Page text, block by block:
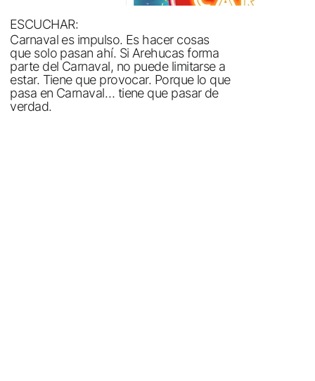
ESCUCHAR:
Carnaval es impulso. Es hacer cosas
que solo pasan ahí. Si Arehucas forma
parte del Carnaval, no puede limitarse a
estar. Tiene que provocar. Porque lo que
pasa en Carnaval… tiene que pasar de
verdad.